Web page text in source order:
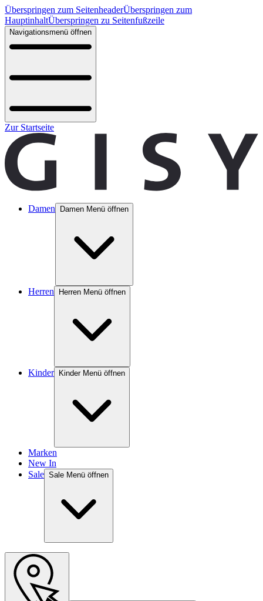
Überspringen zum SeitenheaderÜberspringen zum
HauptinhaltÜberspringen zu Seitenfußzeile
Navigationsmenü öffnen
Zur Startseite
Damen Damen Menü öffnen
Herren Herren Menü öffnen
Kinder Kinder Menü öffnen
Marken
New In
Sale Sale Menü öffnen